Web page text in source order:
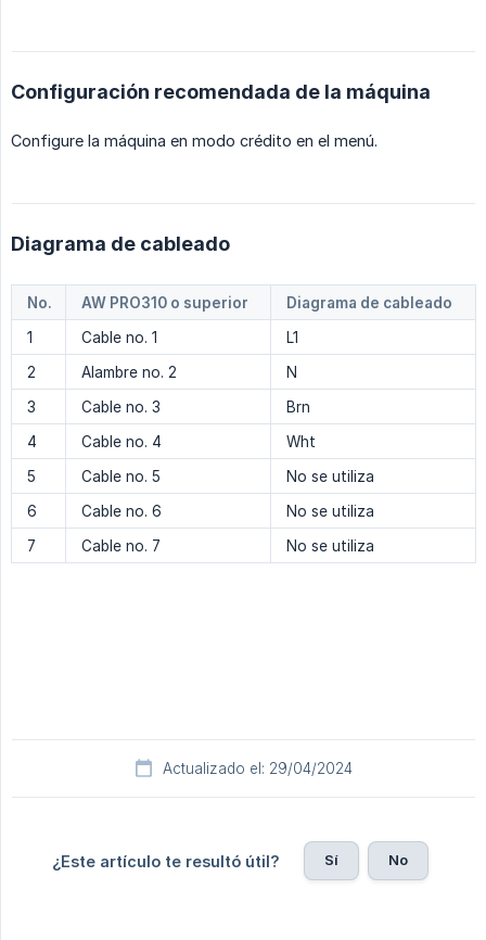
Configuración recomendada de la máquina
Configure la máquina en modo crédito en el menú.
Diagrama de cableado
No. AW PRO310 o superior
Diagrama de cableado
1
Cable no. 1
L1
2
Alambre no. 2
N
3
Cable no. 3
Brn
4
Cable no. 4
Wht
5
Cable no. 5
No se utiliza
6
Cable no. 6
No se utiliza
7
Cable no. 7 No se utiliza
Actualizado el: 29/04/2024
¿Este artículo te resultó útil? Sí No